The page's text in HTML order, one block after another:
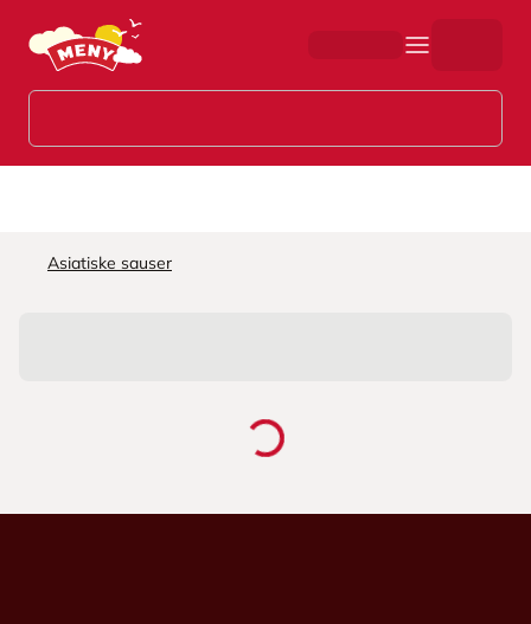
Hopp til hovedinnhold
Asiatiske sauser